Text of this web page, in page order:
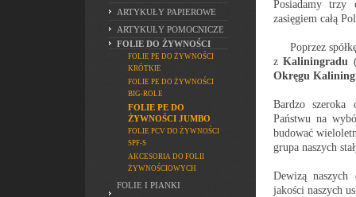
ARTYKUŁY PAPIEROWE
ARTYKUŁY POMOCNICZE
FOLIE DO ŻYWNOŚCI
FOLIE PE DO ŻYWNOŚCI
KRÓTKIE
FOLIE PE DO ŻYWNOŚCI
BIG-ROLE
FOLIE PE DO
ŻYWNOŚCI JUMBO
FOLIE PCV DO ŻYWNOŚCI
SPF-S
AKCESORIA DO FOLII
ŻYWNOŚCIOWYCH
FOLIE I PIANKI
Posiadamy trzy
zasięgiem całą
Poprzez
zKaliningradu
Okręgu
Bardzo szeroka
Państwu na
budować
grupa naszych
Dewizą naszych
jakości naszych